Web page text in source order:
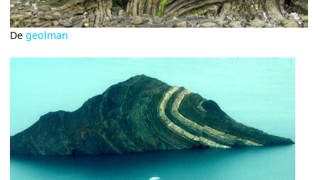
Degeolman